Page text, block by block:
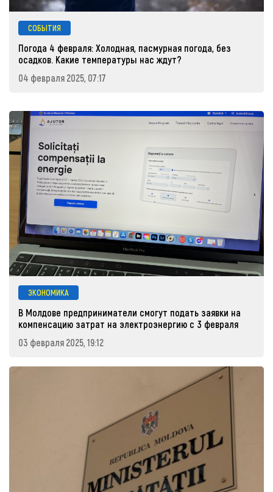
СОБЫТИЯ
Погода 4 февраля: Холодная, пасмурная погода, без
осадков. Какие температуры нас ждут?
04 февраля 2025, 07:17
ЭКОНОМИКА
В Молдове предприниматели смогут подать заявки на
компенсацию затрат на электроэнергию с 3 февраля
03 февраля 2025, 19:12